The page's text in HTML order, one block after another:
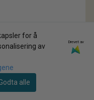
for å
av
Drevet av
alle